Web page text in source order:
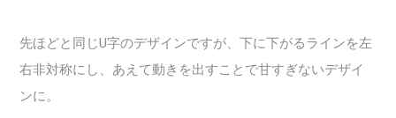
先ほどと同じU字のデザインですが、下に下がるラインを左
右非対称にし、あえて動きを出すことで甘すぎないデザイ
ンに。